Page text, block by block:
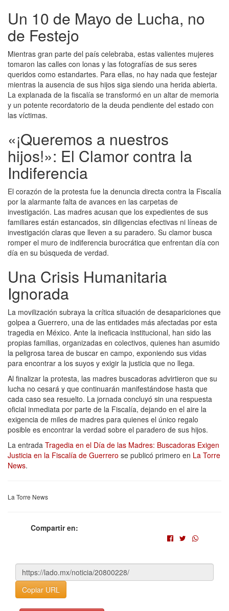
Un 10 de Mayo de Lucha, no
de Festejo
Mientras gran parte del país celebraba, estas valientes mujeres
tomaron las calles con lonas y las fotografías de sus seres
queridos como estandartes. Para ellas, no hay nada que festejar
mientras la ausencia de sus hijos siga siendo una herida abierta.
La explanada de la fiscalía se transformó en un altar de memoria
y un potente recordatorio de la deuda pendiente del estado con
las víctimas.
«¡Queremos a nuestros
hijos!»: El Clamor contra la
Indiferencia
El corazón de la protesta fue la denuncia directa contra la Fiscalía
por la alarmante falta de avances en las carpetas de
investigación. Las madres acusan que los expedientes de sus
familiares están estancados, sin diligencias efectivas ni líneas de
investigación claras que lleven a su paradero. Su clamor busca
romper el muro de indiferencia burocrática que enfrentan día con
día en su búsqueda de verdad.
Una Crisis Humanitaria
Ignorada
La movilización subraya la crítica situación de desapariciones que
golpea a Guerrero, una de las entidades más afectadas por esta
tragedia en México. Ante la ineficacia institucional, han sido las
propias familias, organizadas en colectivos, quienes han asumido
la peligrosa tarea de buscar en campo, exponiendo sus vidas
para encontrar a los suyos y exigir la justicia que no llega.
Al finalizar la protesta, las madres buscadoras advirtieron que su
lucha no cesará y que continuarán manifestándose hasta que
cada caso sea resuelto. La jornada concluyó sin una respuesta
oficial inmediata por parte de la Fiscalía, dejando en el aire la
exigencia de miles de madres para quienes el único regalo
posible es encontrar la verdad sobre el paradero de sus hijos.
La entrada Tragedia en el Día de las Madres: Buscadoras Exigen
Justicia en la Fiscalía de Guerrero se publicó primero en La Torre
News.
La Torre News
Compartir en:
Copiar URL